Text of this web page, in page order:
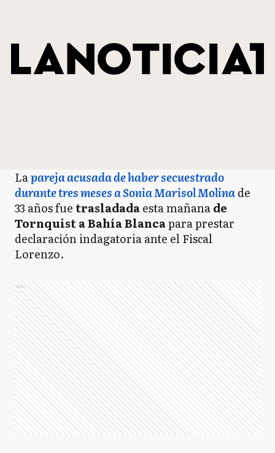
Lapareja acusada de haber secuestrado
durante tres meses a Sonia Marisol Molinade
33 años fue trasladadaesta mañanade
Tornquist a Bahía Blancapara prestar
declaración indagatoria ante el Fiscal
Lorenzo.
Ads